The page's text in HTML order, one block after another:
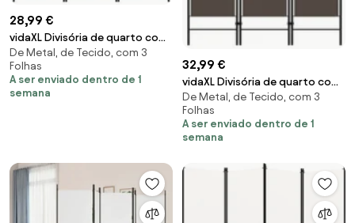
28,99 €
vidaXL Divisória de quarto com
3 painéis 150x180 cm castanho
De Metal, de Tecido, com 3
Folhas
A ser enviado dentro de 1
semana
32,99 €
vidaXL Divisória de quarto com
3 painéis 120x180 cm antracite
De Metal, de Tecido, com 3
Folhas
A ser enviado dentro de 1
semana